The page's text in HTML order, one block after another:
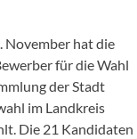
November hat die
für die Wahl
der Stadt
im Landkreis
Die 21 Kandidaten